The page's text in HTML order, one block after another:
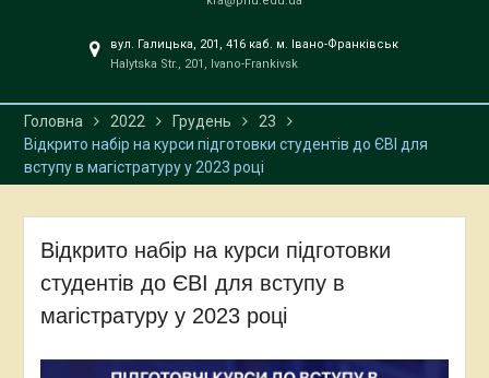
вул. Галицька, 201, 416 каб. м. Івано-Франківськ
Halytska Str., 201, Ivano-Frankivsk
Головна 2022 Грудень
23
Відкрито набір на курси підготовки студентів до ЄВІ для
вступу в магістратуру у 2023 році
Відкрито набір на курси підготовки
студентів до ЄВІ для вступу в
магістратуру у 2023 році